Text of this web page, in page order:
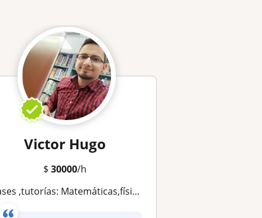
Victor Hugo
$30000/h
,tutorías: Matemáticas,física,química,cálculo,álgebra,estadística,matemática financiera